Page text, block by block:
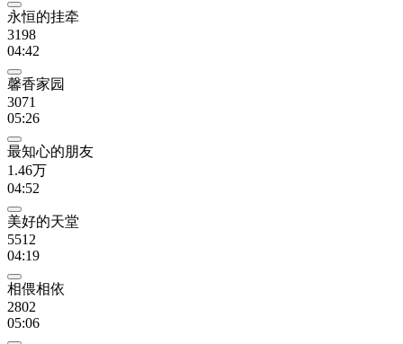
永恒的挂牵
3198
04:42
馨香家园
3071
05:26
最知心的朋友
1.46万
04:52
美好的天堂
5512
04:19
相偎相依
2802
05:06